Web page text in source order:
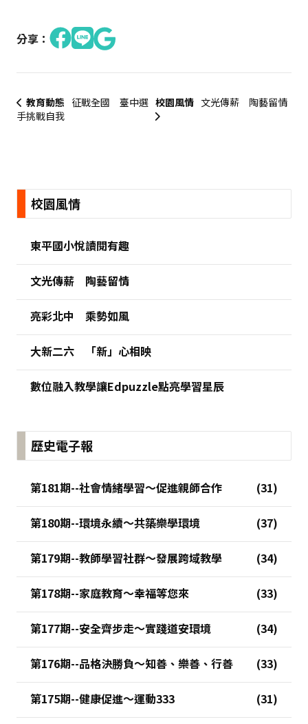
分享：
教育動態 征戰全國 臺中選
手挑戰自我
校園風情 文光傳薪 陶藝留情
校園風情
東平國小悅讀閱有趣
文光傳薪 陶藝留情
亮彩北中 乘勢如風
大新二六 「新」心相映
數位融入教學讓Edpuzzle點亮學習星辰
歷史電子報
第181期--社會情緒學習～促進親師合作
第180期--環境永續～共築樂學環境
第179期--教師學習社群～發展跨域教學
第178期--家庭教育～幸福等您來
第177期--安全齊步走～實踐道安環境
第176期--品格決勝負～知善、樂善、行善
第175期--健康促進～運動333